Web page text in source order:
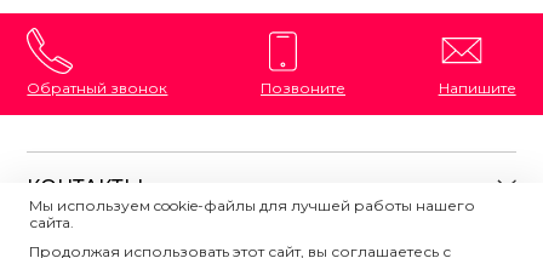
Обратный звонок Позвоните Напишите
КОНТАКТЫ
8 (800) 333-87-72
Мы используем cookie-файлы для лучшей работы нашего
сайта.
Продолжая использовать этот сайт, вы соглашаетесь с